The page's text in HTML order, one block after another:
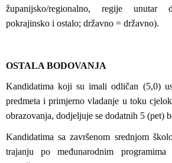
županijsko/regionalno, regije unutar
pokrajinsko i ostalo; državno = državno).
OSTALA BODOVANJA
Kandidatima koji su imali odličan (5,0)
predmeta i primjerno vladanje u toku
obrazovanja, dodjeljuje se dodatnih 5 (pet)
Kandidatima sa završenom srednjom
trajanju po međunarodnim